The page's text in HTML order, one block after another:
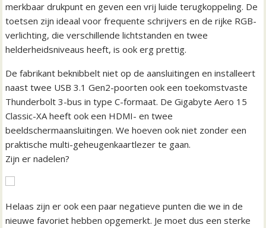
merkbaar drukpunt en geven een vrij luide terugkoppeling. De
toetsen zijn ideaal voor frequente schrijvers en de rijke RGB-
verlichting, die verschillende lichtstanden en twee
helderheidsniveaus heeft, is ook erg prettig.
De fabrikant beknibbelt niet op de aansluitingen en installeert
naast twee USB 3.1 Gen2-poorten ook een toekomstvaste
Thunderbolt 3-bus in type C-formaat. De Gigabyte Aero 15
Classic-XA heeft ook een HDMI- en twee
beeldschermaansluitingen. We hoeven ook niet zonder een
praktische multi-geheugenkaartlezer te gaan.
Zijn er nadelen?
Helaas zijn er ook een paar negatieve punten die we in de
nieuwe favoriet hebben opgemerkt. Je moet dus een sterke